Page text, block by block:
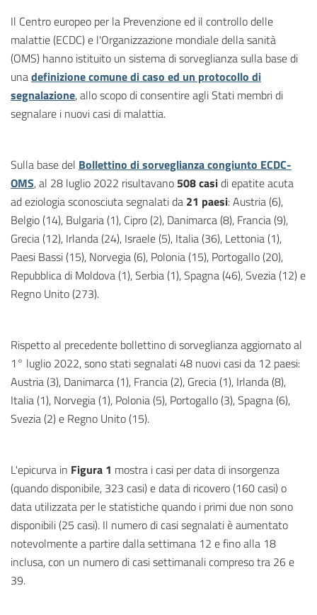
Il Centro europeo per la Prevenzione ed il controllo delle
malattie (ECDC) e l'Organizzazione mondiale della sanità
(OMS) hanno istituito un sistema di sorveglianza sulla base di
unadefinizione comune di caso ed un protocollo di
segnalazione, allo scopo di consentire agli Stati membri di
segnalare i nuovi casi di malattia.
Sulla base del Bollettino di sorveglianza congiunto ECDC-
OMS, al 28 luglio 2022 risultavano 508 casidi epatite acuta
ad eziologia sconosciuta segnalati da 21 paesi: Austria (6),
Belgio (14), Bulgaria (1), Cipro (2), Danimarca (8), Francia (9),
Grecia (12), Irlanda (24), Israele (5), Italia (36), Lettonia (1),
Paesi Bassi (15), Norvegia (6), Polonia (15), Portogallo (20),
Repubblica di Moldova (1), Serbia (1), Spagna (46), Svezia (12) e
Regno Unito (273).
Rispetto al precedente bollettino di sorveglianza aggiornato al
1° luglio 2022, sono stati segnalati 48 nuovi casi da 12 paesi:
Austria (3), Danimarca (1), Francia (2), Grecia (1), Irlanda (8),
Italia (1), Norvegia (1), Polonia (5), Portogallo (3), Spagna (6),
Svezia (2) e Regno Unito (15).
L'epicurva in Figura 1 mostra i casi per data di insorgenza
(quando disponibile, 323 casi) e data di ricovero (160 casi) o
data utilizzata per le statistiche quando i primi due non sono
disponibili (25 casi). Il numero di casi segnalati è aumentato
notevolmente a partire dalla settimana 12 e fino alla 18
inclusa, con un numero di casi settimanali compreso tra 26 e
39.